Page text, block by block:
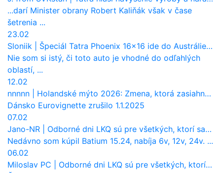
...darí Minister obrany Robert Kaliňák však v čase
šetrenia ...
23.02
Sloniik
Špeciál Tatra Phoenix 16×16 ide do Austrálie. Na čo bude slúžiť?
Nie som si istý, či toto auto je vhodné do odľahlých
oblastí, ...
12.02
nnnnn
Holandské mýto 2026: Zmena, ktorá zasiahne slovenských dopravcov
Dánsko Eurovignette zrušilo 1.1.2025
07.02
Jano-NR
Odborné dni LKQ sú pre všetkých, ktorí sa chcú dozvedieť niečo viac
Nedávno som kúpil Batium 15.24, nabíja 6v, 12v, 24v. ...
06.02
Miloslav PC
Odborné dni LKQ sú pre všetkých, ktorí sa chcú dozvedieť niečo viac